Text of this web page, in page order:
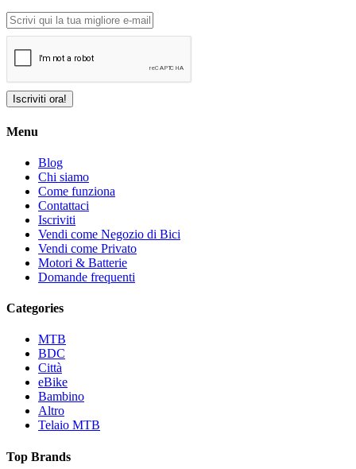
Iscriviti ora!
Menu
Blog
Chi siamo
Come funziona
Contattaci
Iscriviti
Vendi come Negozio di Bici
Vendi come Privato
Motori & Batterie
Domande frequenti
Categories
MTB
BDC
Città
eBike
Bambino
Altro
Telaio MTB
Top Brands